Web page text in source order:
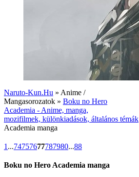
Naruto-Kun.Hu » Anime /
Mangasorozatok » Boku no Hero
Academia - Anime, manga,
mozifilmek, különkiadások, általános témák
Academia manga
1 ...74757677787980...88
Boku no Hero Academia manga